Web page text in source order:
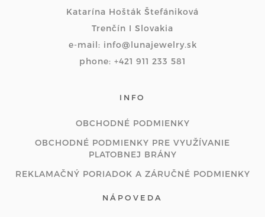
Katarína Hošták Štefániková
Trenčín I Slovakia
e-mail: info@lunajewelry.sk
phone: +421 911 233 581
INFO
OBCHODNÉ PODMIENKY
OBCHODNÉ PODMIENKY PRE VYUŽÍVANIE
PLATOBNEJ BRÁNY
REKLAMAČNÝ PORIADOK A ZÁRUČNÉ PODMIENKY
NÁPOVEDA